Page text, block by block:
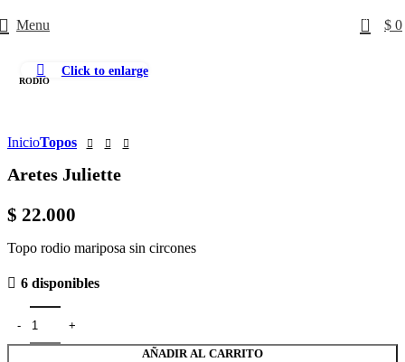
Menu 0 $ 0
RODIO
Click to enlarge
InicioTopos
Aretes Juliette
$ 22.000
Topo rodio mariposa sin circones
6 disponibles
AÑADIR AL CARRITO